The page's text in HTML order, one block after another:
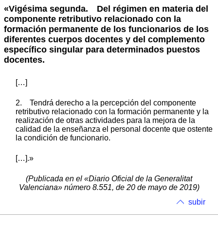
«Vigésima segunda. Del régimen en materia del
componente retributivo relacionado con la
formación permanente de los funcionarios de los
diferentes cuerpos docentes y del complemento
específico singular para determinados puestos
docentes.
[…]
2. Tendrá derecho a la percepción del componente
retributivo relacionado con la formación permanente y la
realización de otras actividades para la mejora de la
calidad de la enseñanza el personal docente que ostente
la condición de funcionario.
[…].»
(Publicada en el «Diario Oficial de la Generalitat
Valenciana» número 8.551, de 20 de mayo de 2019)
subir